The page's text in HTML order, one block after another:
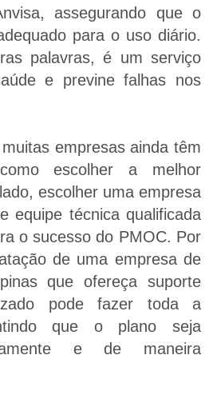
assegurando que o
para o uso diário.
palavras, é um serviço
e previne falhas nos
empresas ainda têm
escolher a melhor
escolher uma empresa
equipe técnica qualificada
o sucesso do PMOC. Por
de uma empresa de
que ofereça suporte
pode fazer toda a
que o plano seja
e de maneira